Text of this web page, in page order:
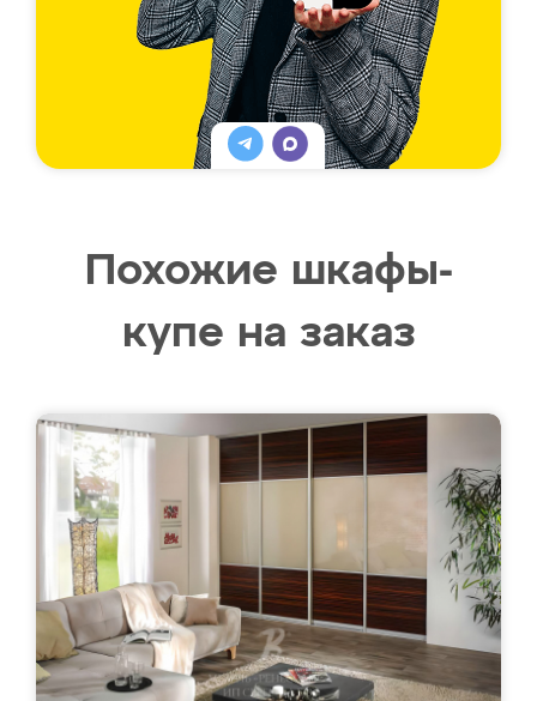
Похожие шкафы-
купе на заказ